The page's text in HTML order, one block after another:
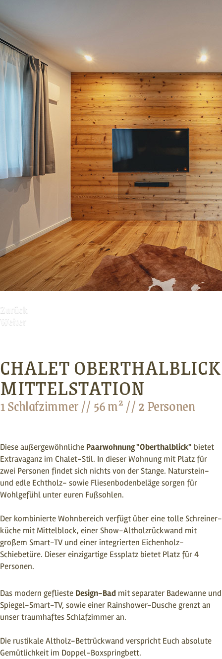
Zurück
Weiter
CHALET OBERTHALBLICK
MITTELSTATION
1 Schlafzimmer // 56 m² // 2 Personen
Diese außergewöhnliche Paarwohnung "Oberthalblick" bietet
Extravaganz ​im Chalet-Stil. In dieser Wohnung mit Platz für
zwei Personen findet sich nichts von der Stange. Naturstein-
und edle Echtholz- sowie Fliesenbodenbeläge sorgen für
Wohlgefühl unter euren Fußsohlen.
Der kombinierte Wohnbereich verfügt über eine tolle Schreiner­
küche mit Mittelblock, einer Show-Altholzrückwand mit
großem Smart-TV und einer integrierten Eichenholz-
Schiebetüre. Dieser einzigartige Essplatz bietet Platz für 4
Personen.
Das modern geflieste Design-Bad mit separater Badewanne und
Spiegel-Smart-TV, sowie einer Rainshower-Dusche grenzt an
unser traumhaftes Schlafzimmer an.
Die rustikale Altholz-Bettrückwand verspricht Euch absolute
Gemütlichkeit im Doppel-Boxspringbett.